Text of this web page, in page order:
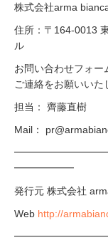
株式会社arma
住所：〒164-0013
ル
お問い合わせフォー
ご連絡をお願いいた
担当： 齊藤直樹
Mail：
━━━━━━
発行元 株式会社
Web http://